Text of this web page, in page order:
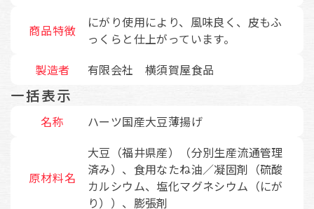
商品特徴
にがり使用により、風味良く、皮もふ
っくらと仕上がっています。
製造者
有限会社 横須賀屋食品
一括表示
名称 ハーツ国産大豆薄揚げ
原材料名
大豆（福井県産）（分別生産流通管理
済み）、食用なたね油／凝固剤（硫酸
カルシウム、塩化マグネシウム（にが
り））、膨張剤